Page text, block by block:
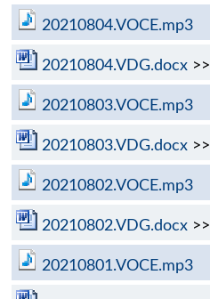
20210804.VOCE.mp3
20210804.VDG.docx >>
20210803.VOCE.mp3
20210803.VDG.docx >>
20210802.VOCE.mp3
20210802.VDG.docx >>
20210801.VOCE.mp3